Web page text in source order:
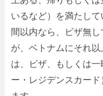
いるなど）を満たし
間以内なら、ビザ無
が、ベトナムにそれ
は、ビザ、もしくは
ー・レジデンスカー